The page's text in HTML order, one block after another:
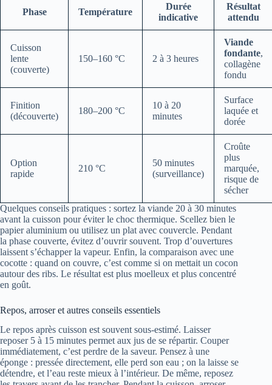
Phase Température
Durée
indicative
Résultat
attendu
Cuisson
lente
(couverte)
150–160 °C 2 à 3 heures
Viande
fondante,
collagène
fondu
Finition
(découverte)
180–200 °C
10 à 20
minutes
Surface
laquée et
dorée
Option
rapide
210 °C
50 minutes
(surveillance)
Croûte
plus
marquée,
risque de
sécher
Quelques conseils pratiques : sortez la viande 20 à 30 minutes
avant la cuisson pour éviter le choc thermique. Scellez bien le
papier aluminium ou utilisez un plat avec couvercle. Pendant
la phase couverte, évitez d’ouvrir souvent. Trop d’ouvertures
laissent s’échapper la vapeur. Enfin, la comparaison avec une
cocotte : quand on couvre, c’est comme si on mettait un cocon
autour des ribs. Le résultat est plus moelleux et plus concentré
en goût.
Repos, arroser et autres conseils essentiels
Le repos après cuisson est souvent sous-estimé. Laisser
reposer 5 à 15 minutes permet aux jus de se répartir. Couper
immédiatement, c’est perdre de la saveur. Pensez à une
éponge : pressée directement, elle perd son eau ; on la laisse se
détendre, et l’eau reste mieux à l’intérieur. De même, reposez